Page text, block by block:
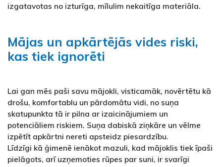
izgatavotas no izturīga, mīlulim nekaitīga materiāla.
Mājas un apkārtējās vides riski,
kas tiek ignorēti
Lai gan mēs paši savu mājokli, visticamāk, novērtētu kā
drošu, komfortablu un pārdomātu vidi, no suņa
skatupunkta tā ir pilna ar izaicinājumiem un
potenciāliem riskiem. Suņa dabiskā ziņkāre un vēlme
izpētīt apkārtni nereti apsteidz piesardzību.
Līdzīgi kā ģimenē ienākot mazuli, kad mājoklis tiek īpaši
pielāgots, arī uzņemoties rūpes par suni, ir svarīgi